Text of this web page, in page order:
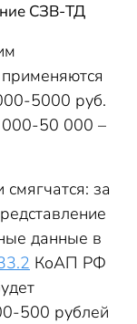
СЗВ-ТД
5000 руб.
50 000 –
за
данные в
КоАП РФ
500 рублей